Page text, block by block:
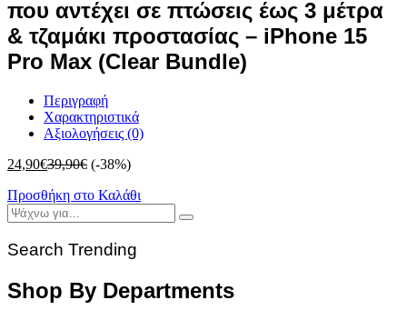
που αντέχει σε πτώσεις έως 3 μέτρα
& τζαμάκι προστασίας – iPhone 15
Pro Max (Clear Bundle)
Περιγραφή
Χαρακτηριστικά
Αξιολογήσεις (0)
24,90€39,90€ (-38%)
Προσθήκη στο Καλάθι
Search Trending
Shop By Departments